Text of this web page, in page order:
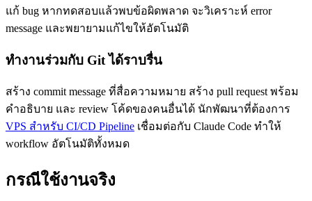
แก้ bug หากทดสอบแล้วพบข้อผิดพลาด จะวิเคราะห์ error
message และพยายามแก้ไขให้อัตโนมัติ
ทำงานร่วมกับ Git ได้ราบรื่น
สร้าง commit message ที่สื่อความหมาย สร้าง pull request พร้อม
คำอธิบาย และ review โค้ดของคนอื่นได้ นักพัฒนาที่ต้องการ
VPS สำหรับ CI/CD Pipeline เชื่อมต่อกับ Claude Code ทำให้
workflow อัตโนมัติทั้งหมด
กรณีใช้งานจริง